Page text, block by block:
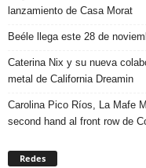
lanzamiento de Casa Morat
Beéle llega este 28 de
Caterina Nix y su nueva
metal de California Dreamin
Carolina Pico Ríos, La Mafe
second hand al front row de
Redes